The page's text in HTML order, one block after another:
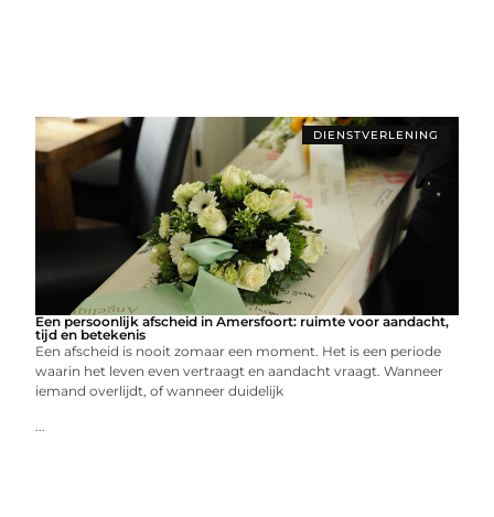
DIENSTVERLENING
Een persoonlijk afscheid in Amersfoort: ruimte voor aandacht,
tijd en betekenis
Een afscheid is nooit zomaar een moment. Het is een periode
waarin het leven even vertraagt en aandacht vraagt. Wanneer
iemand overlijdt, of wanneer duidelijk
...